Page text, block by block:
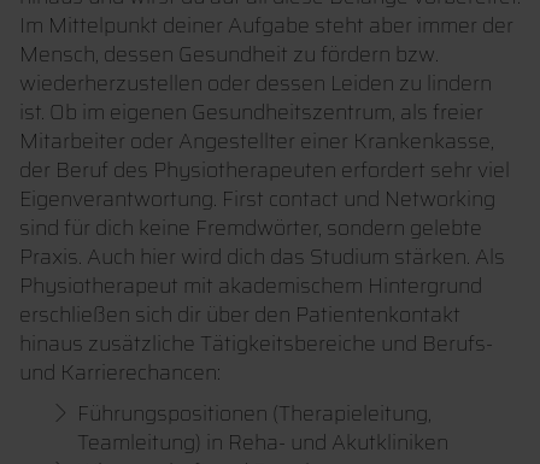
Im Mittelpunkt deiner Aufgabe steht aber immer der
Mensch, dessen Gesundheit zu fördern bzw.
wiederherzustellen oder dessen Leiden zu lindern
ist. Ob im eigenen Gesundheitszentrum, als freier
Mitarbeiter oder Angestellter einer Krankenkasse,
der Beruf des Physiotherapeuten erfordert sehr viel
Eigenverantwortung. First contact und Networking
sind für dich keine Fremdwörter, sondern gelebte
Praxis. Auch hier wird dich das Studium stärken. Als
Physiotherapeut mit akademischem Hintergrund
erschließen sich dir über den Patientenkontakt
hinaus zusätzliche Tätigkeitsbereiche und Berufs-
und Karrierechancen:
Führungspositionen (Therapieleitung,
Teamleitung) in Reha- und Akutkliniken